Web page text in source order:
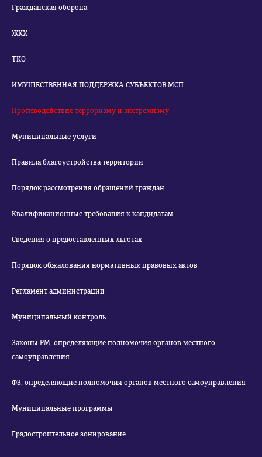
Гражданская оборона
ЖКХ
ТКО
ИМУЩЕСТВЕННАЯ ПОДДЕРЖКА СУБЪЕКТОВ МСП
Противодействие терроризму и экстремизму
Муниципальные услуги
Правила благоустройства территории
Порядок рассмотрения обращений граждан
Квалификационные требования к кандидатам
Сведения о предоставленных льготах
Порядок обжалования нормативных правовых актов
Регламент администрации
Муниципальный контроль
Законы РМ, определяющие полномочия органов местного
самоуправления
ФЗ, определяющие полномочия органов местного самоуправления
Муниципальные программы
Градостроительное зонирование